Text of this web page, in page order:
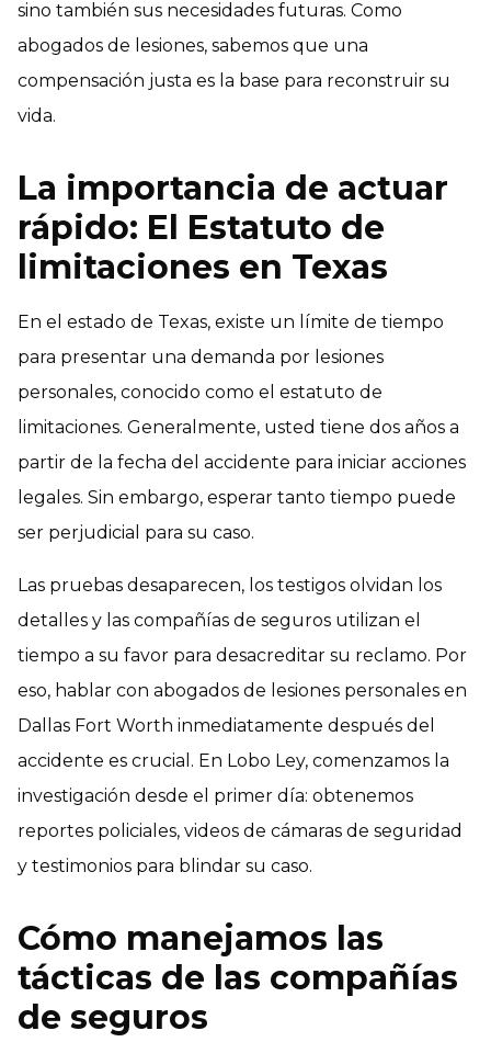
sino también sus necesidades futuras. Como
abogados de lesiones, sabemos que una
compensación justa es la base para reconstruir su
vida.
La importancia de actuar
rápido: El Estatuto de
limitaciones en Texas
En el estado de Texas, existe un límite de tiempo
para presentar una demanda por lesiones
personales, conocido como el estatuto de
limitaciones. Generalmente, usted tiene dos años a
partir de la fecha del accidente para iniciar acciones
legales. Sin embargo, esperar tanto tiempo puede
ser perjudicial para su caso.
Las pruebas desaparecen, los testigos olvidan los
detalles y las compañías de seguros utilizan el
tiempo a su favor para desacreditar su reclamo. Por
eso, hablar con abogados de lesiones personales en
Dallas Fort Worth inmediatamente después del
accidente es crucial. En Lobo Ley, comenzamos la
investigación desde el primer día: obtenemos
reportes policiales, videos de cámaras de seguridad
y testimonios para blindar su caso.
Cómo manejamos las
tácticas de las compañías
de seguros